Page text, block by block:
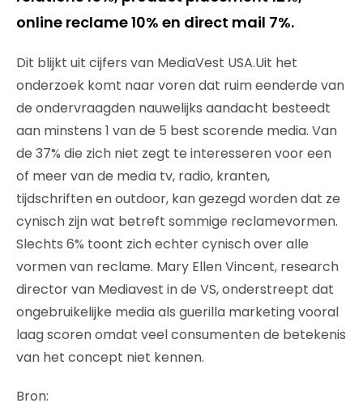
online reclame 10% en direct mail 7%.
Dit blijkt uit cijfers van MediaVest USA.Uit het
onderzoek komt naar voren dat ruim eenderde van
de ondervraagden nauwelijks aandacht besteedt
aan minstens 1 van de 5 best scorende media. Van
de 37% die zich niet zegt te interesseren voor een
of meer van de media tv, radio, kranten,
tijdschriften en outdoor, kan gezegd worden dat ze
cynisch zijn wat betreft sommige reclamevormen.
Slechts 6% toont zich echter cynisch over alle
vormen van reclame. Mary Ellen Vincent, research
director van Mediavest in de VS, onderstreept dat
ongebruikelijke media als guerilla marketing vooral
laag scoren omdat veel consumenten de betekenis
van het concept niet kennen.
Bron: